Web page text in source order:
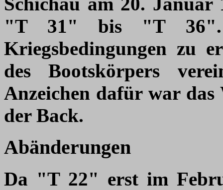
"T 31" bis "T 36".
Kriegsbedingungen zu
des Bootskörpers
Anzeichen dafür war das
der Back.
Abänderungen
Da "T 22" erst im